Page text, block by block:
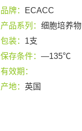
品牌：
ECACC
产品系列： 细胞培养物
包装： 1支
保存条件： —135℃
有效期：
产地： 英国